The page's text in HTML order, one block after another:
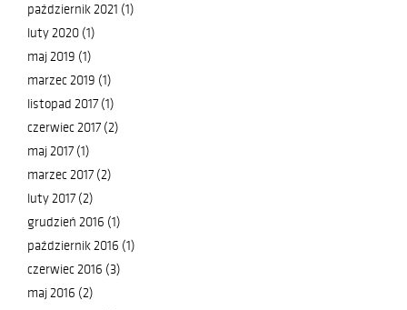
październik 2021 (1)
luty 2020 (1)
maj 2019 (1)
marzec 2019 (1)
listopad 2017 (1)
czerwiec 2017 (2)
maj 2017 (1)
marzec 2017 (2)
luty 2017 (2)
grudzień 2016 (1)
październik 2016 (1)
czerwiec 2016 (3)
maj 2016 (2)